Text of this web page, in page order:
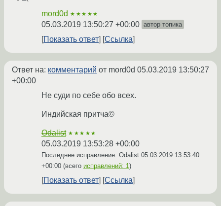
mord0d ★★★★★
05.03.2019 13:50:27 +00:00 автор топика
Показать ответ Ссылка
Ответ на: комментарий от mord0d 05.03.2019 13:50:27
+00:00
Не суди по себе обо всех.
Индийская притча©
Odalist ★★★★★
05.03.2019 13:53:28 +00:00
Последнее исправление: Odalist 05.03.2019 13:53:40
+00:00 (всего исправлений: 1)
Показать ответ Ссылка